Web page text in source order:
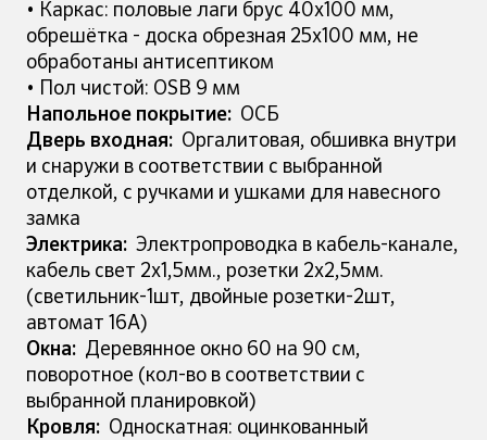
• Каркас: половые лаги брус 40х100 мм,
обрешётка - доска обрезная 25х100 мм, не
обработаны антисептиком
• Пол чистой: OSB 9 мм
Напольное покрытие: ОСБ
Дверь входная: Оргалитовая, обшивка внутри
и снаружи в соответствии с выбранной
отделкой, с ручками и ушками для навесного
замка
Электрика: Электропроводка в кабель-канале,
кабель свет 2х1,5мм., розетки 2х2,5мм.
(светильник-1шт, двойные розетки-2шт,
автомат 16А)
Окна: Деревянное окно 60 на 90 см,
поворотное (кол-во в соответствии с
выбранной планировкой)
Кровля: Односкатная: оцинкованный